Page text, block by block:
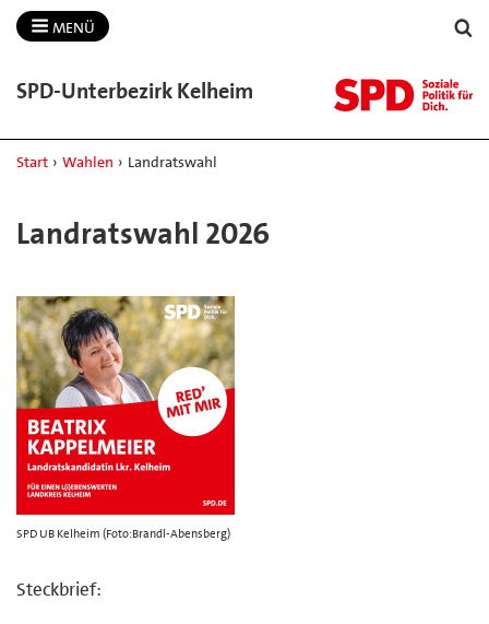
MENÜ
SPD-​Unterbezirk Kelheim
Start › Wahlen › Landratswahl
Landratswahl 2026
SPD UB Kelheim (Foto:Brandl-Abensberg)
Steckbrief: